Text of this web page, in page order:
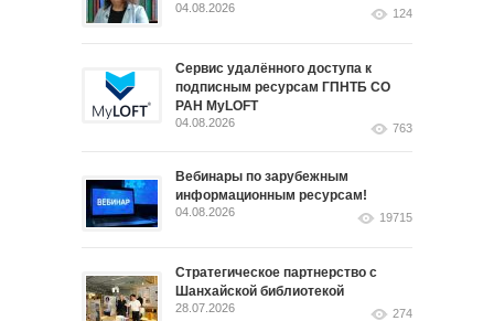
04.08.2026 124
Сервис удалённого доступа к
подписным ресурсам ГПНТБ СО
РАН MyLOFT
04.08.2026 763
Вебинары по зарубежным
информационным ресурсам!
04.08.2026 19715
Стратегическое партнерство с
Шанхайской библиотекой
28.07.2026 274